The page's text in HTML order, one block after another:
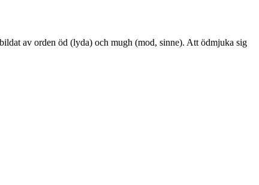
av orden öd (lyda) och mugh (mod, sinne). Att ödmjuka sig